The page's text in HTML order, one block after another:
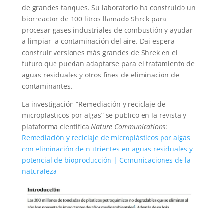
de grandes tanques. Su laboratorio ha construido un
biorreactor de 100 litros llamado Shrek para
procesar gases industriales de combustión y ayudar
a limpiar la contaminación del aire. Dai espera
construir versiones más grandes de Shrek en el
futuro que puedan adaptarse para el tratamiento de
aguas residuales y otros fines de eliminación de
contaminantes.
La investigación “Remediación y reciclaje de
microplásticos por algas” se publicó en la revista y
plataforma científica Nature Communications:
Remediación y reciclaje de microplásticos por algas
con eliminación de nutrientes en aguas residuales y
potencial de bioproducción | Comunicaciones de la
naturaleza